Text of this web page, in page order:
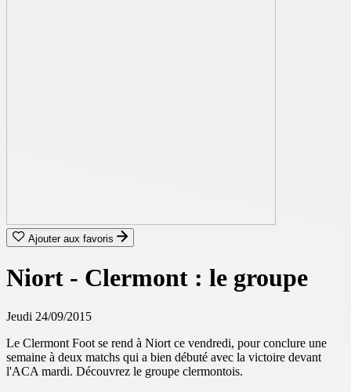
Ajouter aux favoris
Niort - Clermont : le groupe
Jeudi 24/09/2015
Le Clermont Foot se rend à Niort ce vendredi, pour conclure une
semaine à deux matchs qui a bien débuté avec la victoire devant
l'ACA mardi. Découvrez le groupe clermontois.